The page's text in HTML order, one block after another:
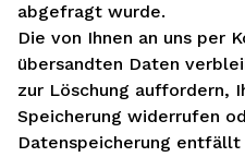
abgefragt wurde.
Die von Ihnen an uns per
übersandten Daten
zur Löschung auffordern,
Speicherung widerrufen
Datenspeicherung entfällt